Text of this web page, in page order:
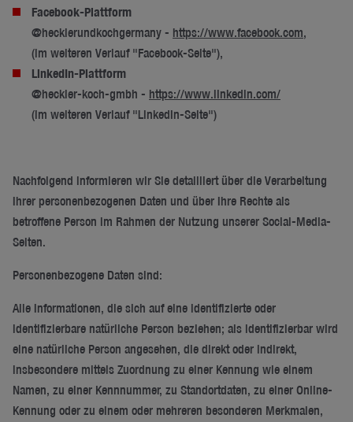
Facebook-Plattform
@hecklerundkochgermany - https://www.facebook.com,
(im weiteren Verlauf "Facebook-Seite"),
LinkedIn-Plattform
@heckler-koch-gmbh - https://www.linkedin.com/
(im weiteren Verlauf "LinkedIn-Seite")
Nachfolgend informieren wir Sie detailliert über die Verarbeitung
Ihrer personenbezogenen Daten und über Ihre Rechte als
betroffene Person im Rahmen der Nutzung unserer Social-Media-
Seiten.
Personenbezogene Daten sind:
Alle Informationen, die sich auf eine identifizierte oder
identifizierbare natürliche Person beziehen; als identifizierbar wird
eine natürliche Person angesehen, die direkt oder indirekt,
insbesondere mittels Zuordnung zu einer Kennung wie einem
Namen, zu einer Kennnummer, zu Standortdaten, zu einer Online-
Kennung oder zu einem oder mehreren besonderen Merkmalen,